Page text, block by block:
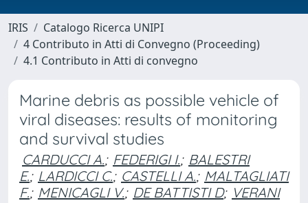
IRIS
Catalogo Ricerca UNIPI
4 Contributo in Atti di Convegno (Proceeding)
4.1 Contributo in Atti di convegno
Marine debris as possible vehicle of
viral diseases: results of monitoring
and survival studies
CARDUCCI A.; FEDERIGI I.; BALESTRI
E.; LARDICCI C.; CASTELLI A.; MALTAGLIATI
F.; MENICAGLI V.; DE BATTISTI D; VERANI